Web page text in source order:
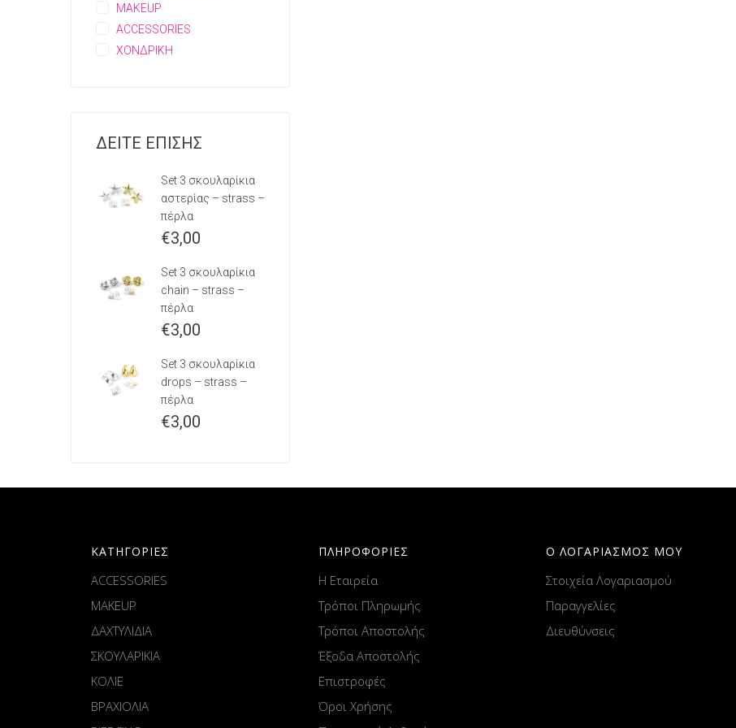
MAKEUP
ACCESSORIES
ΧΟΝΔΡΙΚΗ
ΔΕΙΤΕ ΕΠΙΣΗΣ
Set 3 σκουλαρίκια
αστερίας – strass –
πέρλα
€3,00
Set 3 σκουλαρίκια
chain – strass –
πέρλα
€3,00
Set 3 σκουλαρίκια
drops – strass –
πέρλα
€3,00
ΚΑΤΗΓΟΡΙΕΣ
ACCESSORIES
MAKEUP
ΔΑΧΤΥΛΙΔΙΑ
ΣΚΟΥΛΑΡΙΚΙΑ
ΚΟΛΙΕ
ΒΡΑΧΙΟΛΙΑ
ΠΛΗΡΟΦΟΡΙΕΣ
Η Εταιρεία
Τρόποι Πληρωμής
Τρόποι Αποστολής
Έξοδα Αποστολής
Επιστροφές
Όροι Χρήσης
Ο ΛΟΓΑΡΙΑΣΜΟΣ ΜΟΥ
Στοιχεία Λογαριασμού
Παραγγελίες
Διευθύνσεις